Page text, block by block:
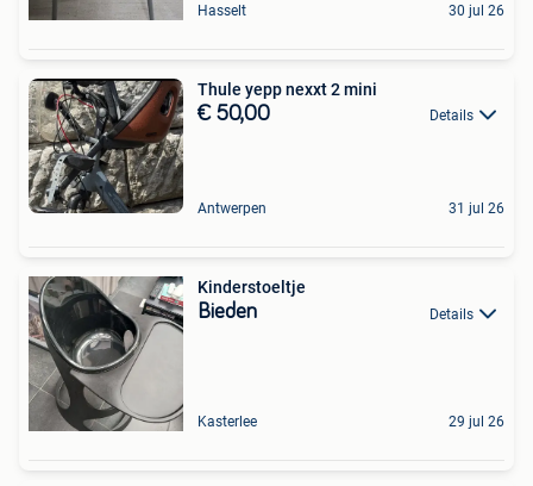
Hasselt 30 jul 26
Thule yepp nexxt 2 mini
€ 50,00 Details
Antwerpen 31 jul 26
Kinderstoeltje
Bieden Details
Kasterlee 29 jul 26